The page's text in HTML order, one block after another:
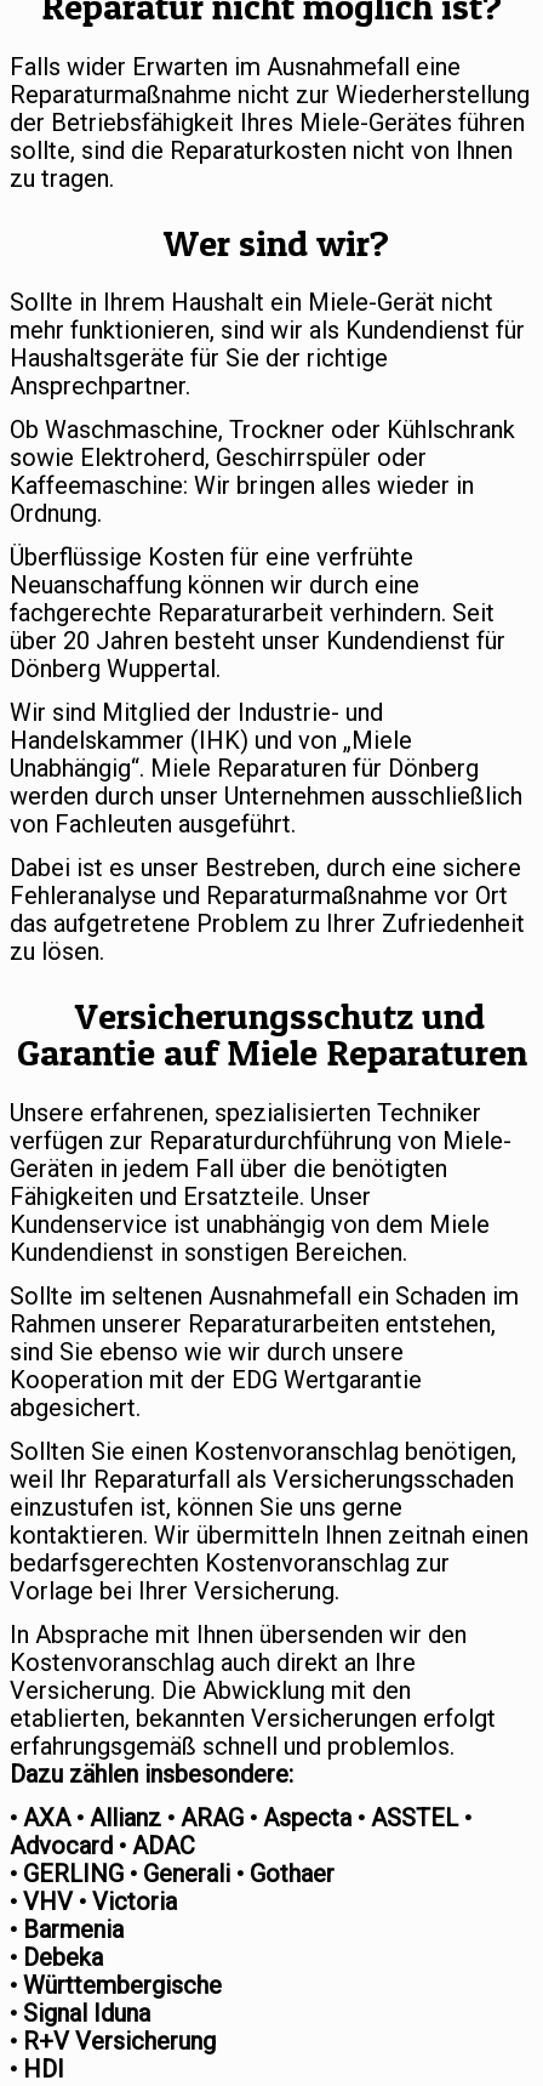
Falls wider Erwarten im Ausnahmefall eine
Reparaturmaßnahme nicht zur Wiederherstellung
der Betriebsfähigkeit Ihres Miele-Gerätes führen
sollte, sind die Reparaturkosten nicht von Ihnen
zu tragen.
Wer sind wir?
Sollte in Ihrem Haushalt ein Miele-Gerät nicht
mehr funktionieren, sind wir als Kundendienst für
Haushaltsgeräte für Sie der richtige
Ansprechpartner.
Ob Waschmaschine, Trockner oder Kühlschrank
sowie Elektroherd, Geschirrspüler oder
Kaffeemaschine: Wir bringen alles wieder in
Ordnung.
Überflüssige Kosten für eine verfrühte
Neuanschaffung können wir durch eine
fachgerechte Reparaturarbeit verhindern. Seit
über 20 Jahren besteht unser Kundendienst für
Dönberg Wuppertal.
Wir sind Mitglied der Industrie- und
Handelskammer (IHK) und von „Miele
Unabhängig“. Miele Reparaturen für Dönberg
werden durch unser Unternehmen ausschließlich
von Fachleuten ausgeführt.
Dabei ist es unser Bestreben, durch eine sichere
Fehleranalyse und Reparaturmaßnahme vor Ort
das aufgetretene Problem zu Ihrer Zufriedenheit
zu lösen.
Versicherungsschutz und
Garantie auf Miele Reparaturen
Unsere erfahrenen, spezialisierten Techniker
verfügen zur Reparaturdurchführung von Miele-
Geräten in jedem Fall über die benötigten
Fähigkeiten und Ersatzteile. Unser
Kundenservice ist unabhängig von dem Miele
Kundendienst in sonstigen Bereichen.
Sollte im seltenen Ausnahmefall ein Schaden im
Rahmen unserer Reparaturarbeiten entstehen,
sind Sie ebenso wie wir durch unsere
Kooperation mit der EDG Wertgarantie
abgesichert.
Sollten Sie einen Kostenvoranschlag benötigen,
weil Ihr Reparaturfall als Versicherungsschaden
einzustufen ist, können Sie uns gerne
kontaktieren. Wir übermitteln Ihnen zeitnah einen
bedarfsgerechten Kostenvoranschlag zur
Vorlage bei Ihrer Versicherung.
In Absprache mit Ihnen übersenden wir den
Kostenvoranschlag auch direkt an Ihre
Versicherung. Die Abwicklung mit den
etablierten, bekannten Versicherungen erfolgt
erfahrungsgemäß schnell und problemlos.
Dazu zählen insbesondere:
• AXA • Allianz • ARAG • Aspecta • ASSTEL •
Advocard • ADAC
• GERLING • Generali • Gothaer
• VHV • Victoria
• Barmenia
• Debeka
• Württembergische
• Signal Iduna
• R+V Versicherung
• HDI